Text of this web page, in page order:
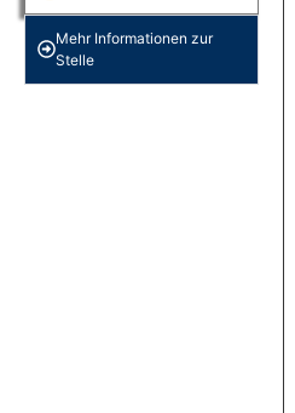
Mehr Informationen zur
Stelle